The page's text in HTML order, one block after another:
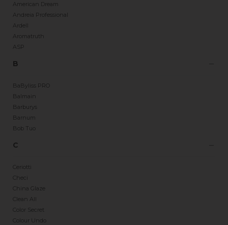
American Dream
Andreia Professional
Ardell
Aromatruth
ASP
B
BaByliss PRO
Balmain
Barburys
Barnum
Bob Tuo
C
Ceriotti
Checi
China Glaze
Clean All
Color Secret
Colour Undo